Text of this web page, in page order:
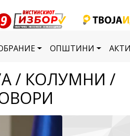
ОПШТИНИ АКТИ
/ КОЛУМНИ /